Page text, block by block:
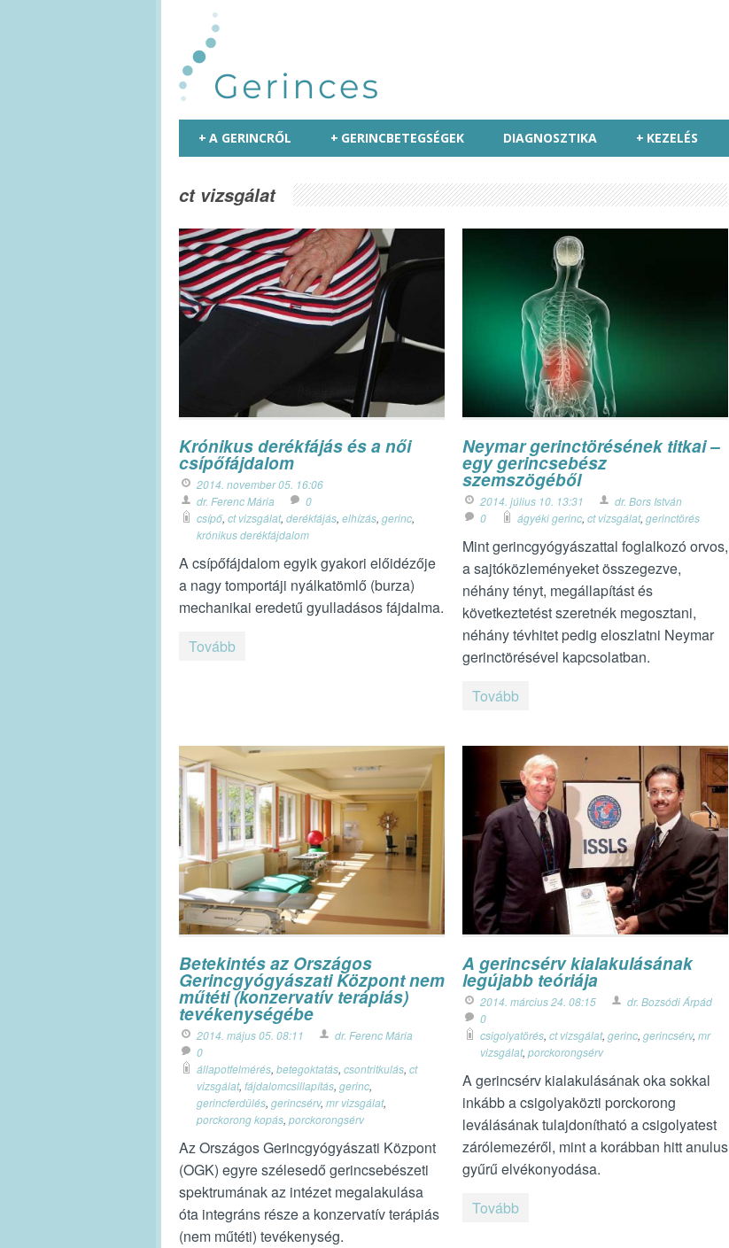
A GERINCRŐL
+ GERINCBETEGSÉGEK
+ DIAGNOSZTIKA KEZELÉS
+
ct vizsgálat
Krónikus derékfájás és a női
csípőfájdalom
2014. november 05. 16:06
dr. Ferenc Mária
0
csípő, ct vizsgálat, derékfájás, elhízás, gerinc,
krónikus derékfájdalom
A csípőfájdalom egyik gyakori előidézője
a nagy tomportáji nyálkatömlő (burza)
mechanikai eredetű gyulladásos fájdalma.
Tovább
Neymar gerinctörésének titkai –
egy gerincsebész
szemszögéből
2014. július 10. 13:31
dr. Bors István
0
ágyéki gerinc, ct vizsgálat, gerinctörés
Mint gerincgyógyászattal foglalkozó orvos,
a sajtóközleményeket összegezve,
néhány tényt, megállapítást és
következtetést szeretnék megosztani,
néhány tévhitet pedig eloszlatni Neymar
gerinctörésével kapcsolatban.
Tovább
Betekintés az Országos
Gerincgyógyászati Központ nem
műtéti (konzervatív terápiás)
tevékenységébe
2014. május 05. 08:11
dr. Ferenc Mária
0
állapotfelmérés, betegoktatás, csontritkulás, ct
vizsgálat, fájdalomcsillapítás, gerinc,
gerincferdülés, gerincsérv, mr vizsgálat,
porckorong kopás, porckorongsérv
Az Országos Gerincgyógyászati Központ
(OGK) egyre szélesedő gerincsebészeti
spektrumának az intézet megalakulása
óta integráns része a konzervatív terápiás
(nem műtéti) tevékenység.
A gerincsérv kialakulásának
legújabb teóriája
2014. március 24. 08:15
dr. Bozsódi Árpád
0
csigolyatörés, ct vizsgálat, gerinc, gerincsérv, mr
vizsgálat, porckorongsérv
A gerincsérv kialakulásának oka sokkal
inkább a csigolyaközti porckorong
leválásának tulajdonítható a csigolyatest
zárólemezéről, mint a korábban hitt anulus
gyűrű elvékonyodása.
Tovább